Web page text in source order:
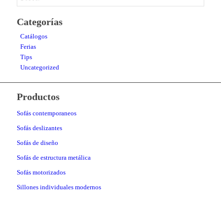
Categorías
Catálogos
Ferias
Tips
Uncategorized
Productos
Sofás contemporaneos
Sofás deslizantes
Sofás de diseño
Sofás de estructura metálica
Sofás motorizados
Sillones individuales modernos